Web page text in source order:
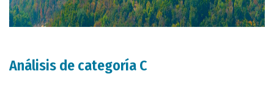
Análisis de categoría C